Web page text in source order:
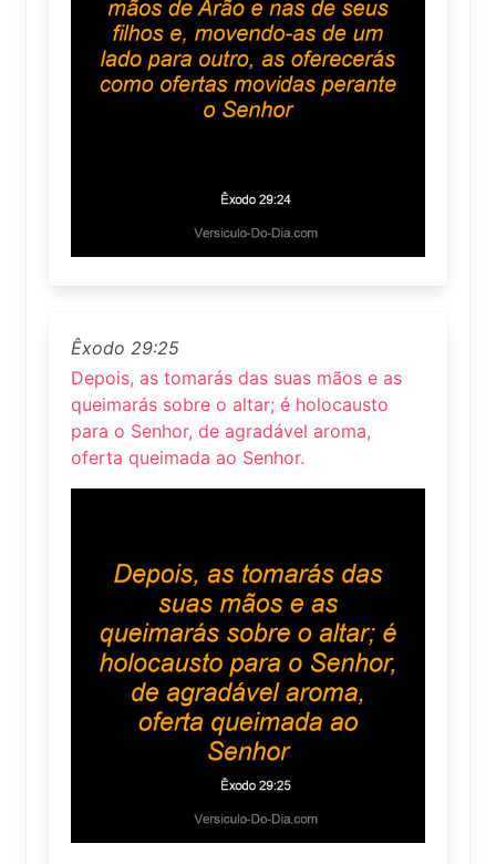
Êxodo 29:25
Depois, as tomarás das suas mãos e as
queimarás sobre o altar; é holocausto
para o Senhor, de agradável aroma,
oferta queimada ao Senhor.